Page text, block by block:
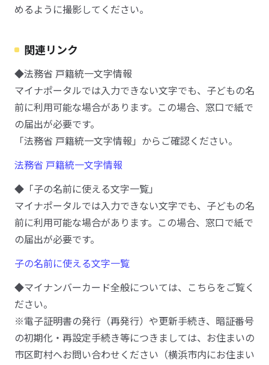
めるように撮影してください。
関連リンク
◆法務省 戸籍統一文字情報
マイナポータルでは入力できない文字でも、子どもの名
前に利用可能な場合があります。この場合、窓口で紙で
の届出が必要です。
「法務省 戸籍統一文字情報」からご確認ください。
法務省 戸籍統一文字情報
◆「子の名前に使える文字一覧」
マイナポータルでは入力できない文字でも、子どもの名
前に利用可能な場合があります。この場合、窓口で紙で
の届出が必要です。
子の名前に使える文字一覧
◆マイナンバーカード全般については、こちらをご覧く
ださい。
※電子証明書の発行（再発行）や更新手続き、暗証番号
の初期化・再設定手続き等につきましては、お住まいの
市区町村へお問い合わせください（横浜市内にお住まい